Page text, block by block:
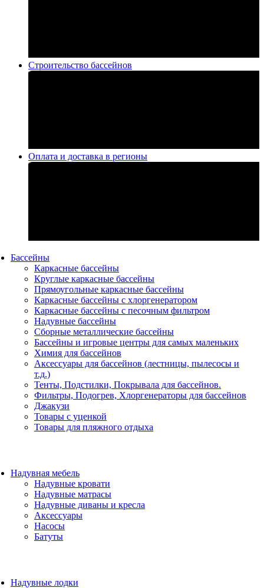
Строительство бассейнов
Оплата и доставка в регионы
Бассейны
Каркасные бассейны
Круглые каркасные бассейны
Прямоугольные каркасные бассейны
Каркасные бассейны с хлоргенератором
Каркасные бассейны с песочным фильтром
Надувные бассейны
Сборные металлические бассейны
Бассейны и игровые центры для самых маленьких
Химия для бассейнов
Аксессуары для бассейнов (лестницы, пылесосы и
т.д.)
Тенты, Подстилки, Покрывала для бассейнов.
Фильтры, Подогрев, Хлоргенераторы для бассейнов
Джакузи
Товары с уценкой
Товары для пляжного отдыха
Надувная мебель
Надувные кровати
Надувные матрасы
Надувные диваны и кресла
Аксессуары
Насосы
Батуты
Надувные лодки